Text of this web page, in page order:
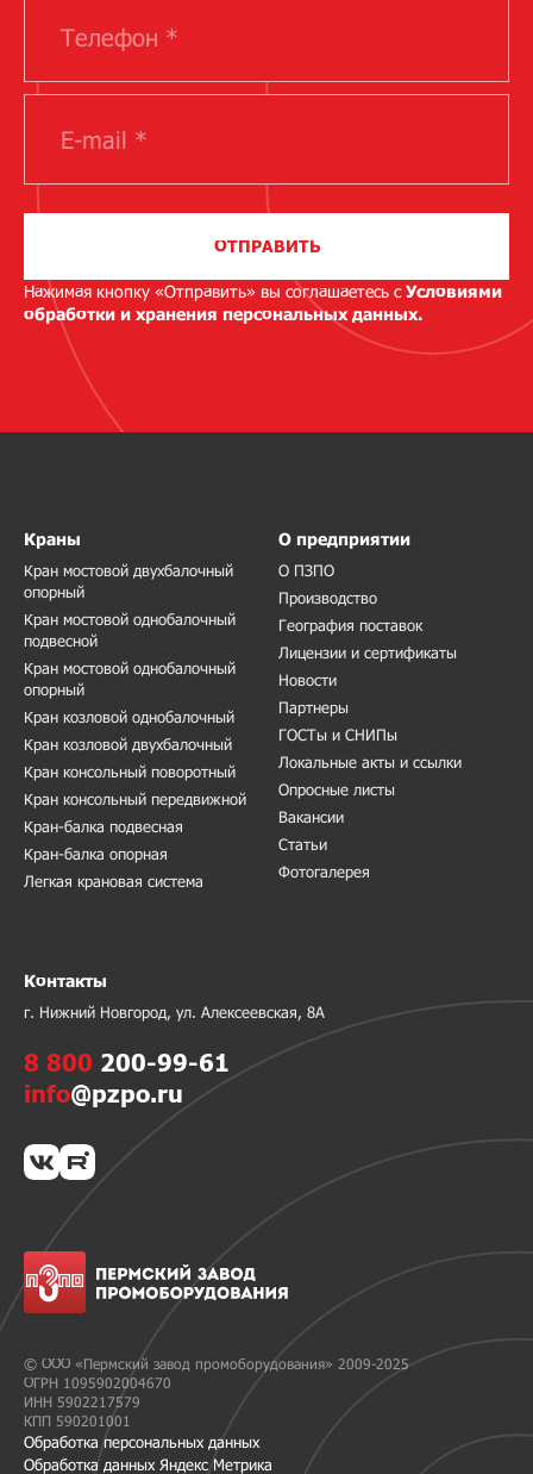
ОТПРАВИТЬ
Нажимая кнопку «Отправить» вы соглашаетесь сУсловиями
обработки и хранения персональных данных.
© ООО «Пермский завод промоборудования» 2009-2025
ОГРН 1095902004670
ИНН 5902217579
КПП 590201001
Обработка персональных данных
Обработка данных Яндекс Метрика
Краны
Кран мостовой двухбалочный
опорный
Кран мостовой однобалочный
подвесной
Кран мостовой однобалочный
опорный
Кран козловой однобалочный
Кран козловой двухбалочный
Кран консольный поворотный
Кран консольный передвижной
Кран-балка подвесная
Кран-балка опорная
Легкая крановая система
О предприятии
О ПЗПО
Производство
География поставок
Лицензии и сертификаты
Новости
Партнеры
ГОСТы и СНИПы
Локальные акты и ссылки
Опросные листы
Вакансии
Статьи
Фотогалерея
Контакты
г. Нижний Новгород, ул. Алексеевская, 8А
8 800 200-99-61
info@pzpo.ru